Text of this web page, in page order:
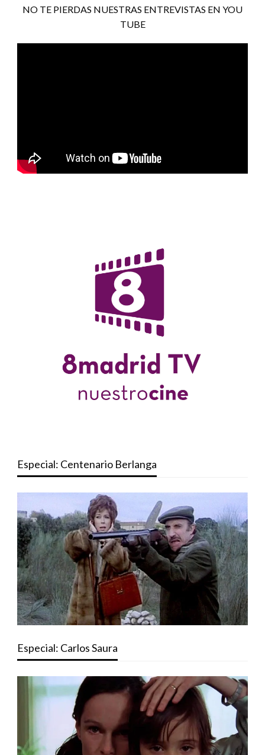
NO TE PIERDAS NUESTRAS ENTREVISTAS EN YOU
TUBE
Especial: Centenario Berlanga
Especial: Carlos Saura